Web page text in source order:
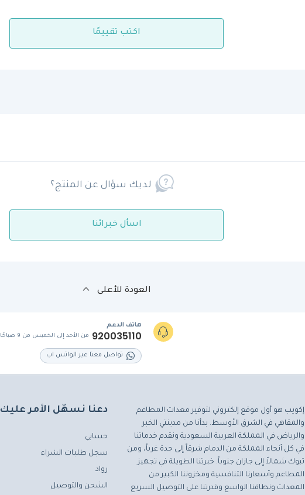
اكتب تقييمًا
لديك سؤال عن المنتج؟
اسأل خبرائنا
العودة للأعلى
هاتف الدعم
920035110 من الأحد إلى الخميس من 9 صباحًا وحتى 5 مساءً
تواصل معنا عبر الواتس اب
إكويب هو أول موقع إلكتروني لتوفير معدات المطاعم
والمقاهي في الشرق الأوسط. بدأنا من مدينتي الخبر
والرياض في المملكة العربية السعودية ونقدم خدماتنا
في كل أنحاء المملكة من الدمام شرقاً إلى جدة غرباً، ومن
تبوك شمالاً إلى جازان جنوباً. خبرتنا الطويلة في تجهيز
المطاعم وأسعارنا التنافسية ومخزوننا الكبير من
المعدات ونطاقنا الواسع وقدرتنا على التوصيل السريع
دعنا نسهّل الأمر عليك
حسابي
سجل طلبات الشراء
رواد
الشحن والتوصيل